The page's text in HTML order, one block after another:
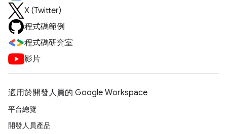
X (Twitter)
程式碼範例
程式碼研究室
影片
適用於開發人員的 Google Workspace
平台總覽
開發人員產品